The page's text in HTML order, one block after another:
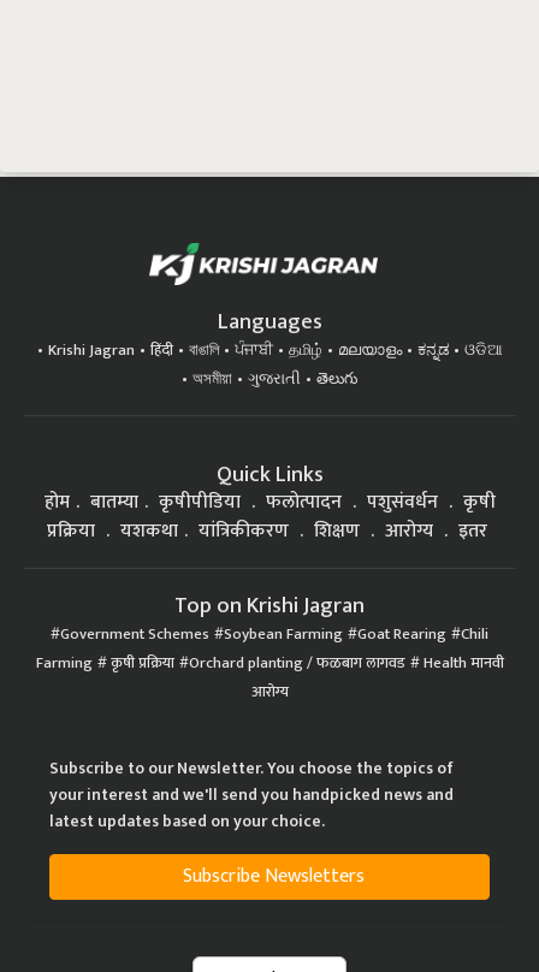
Languages
Krishi Jagran हिंदी বাঙালি ਪੰਜਾਬੀ தமிழ் മലയാളം ಕನ್ನಡ
ଓଡିଆ
অসমীয়া
ગુજરાતી తెలుగు
Quick Links
होम बातम्या कृषीपीडिया फलोत्पादन पशुसंवर्धन
कृषी
प्रक्रिया
यशकथा यांत्रिकीकरण शिक्षण आरोग्य इतर
Top on Krishi Jagran
Government Schemes Soybean Farming Goat Rearing Chili
Farming कृषी प्रक्रिया Orchard planting / फळबाग लागवड Health मानवी
आरोग्य
Subscribe to our Newsletter. You choose the topics of
your interest and we'll send you handpicked news and
latest updates based on your choice.
Subscribe Newsletters